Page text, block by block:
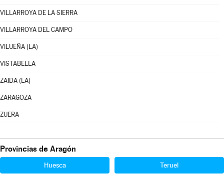
VILLARROYA DE LA SIERRA
VILLARROYA DEL CAMPO
VILUEÑA (LA)
VISTABELLA
ZAIDA (LA)
ZARAGOZA
ZUERA
Provincias de Aragón
Huesca Teruel